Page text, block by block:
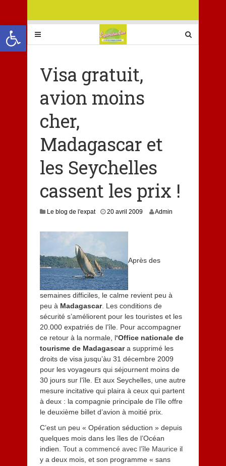
Ouvrir la barre d’outils
Visa gratuit,
avion moins
cher,
Madagascar et
les Seychelles
cassent les prix !
Le blog de l'expat 20 avril 2009 Admin
Après des
semaines difficiles, le calme revient peu à
peu à Madagascar. Les conditions de
sécurité s’améliorent pour les touristes et les
20.000 expatriés de l’île. Pour accompagner
ce retour à la normale, l‘Office nationale de
tourisme de Madagascara supprimé les
droits de visa jusqu’àu 31 décembre 2009
pour les voyageurs qui séjournent moins de
30 jours sur l’île. Et aux Seychelles, une autre
mesure incitative qui plaira à ceux qui partent
à deux : la compagnie principale de l’île offre
le deuxième billet d’avion à moitié prix.
C’est un peu « Opération séduction » depuis
quelques mois dans les îles de l’Océan
indien. Tout a commencé avec l’île Maurice il
y a deux mois, et son programme « sans